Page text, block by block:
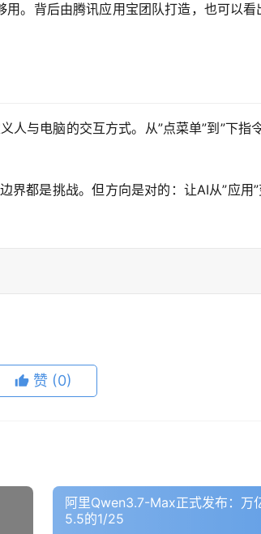
用。背后由腾讯应用宝团队打造，也可以
与电脑的交互方式。从”点菜单”到”下
都是挑战。但方向是对的：让AI从”应用
赞 (0)
阿里Qwen3.7-Max正式发布：万
5.5的1/25